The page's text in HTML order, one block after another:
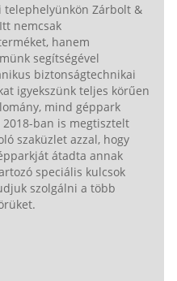
Zárbolt &
nemcsak
hanem
segítségével
biztonságtechnikai
igyekszünk teljes körűen
mind géppark
ban is megtisztelt
szaküzlet azzal, hogy
átadta annak
speciális kulcsok
szolgálni a több